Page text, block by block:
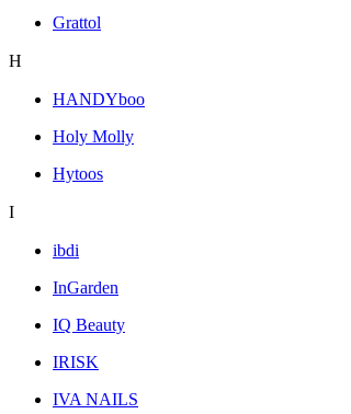
Grattol
H
HANDYboo
Holy Molly
Hytoos
I
ibdi
InGarden
IQ Beauty
IRISK
IVA NAILS